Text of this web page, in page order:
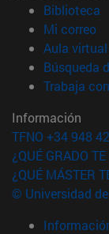
Biblioteca
Mi correo
Aula virtual
Búsqueda
Trabaja
Información
TFNO +34 948
¿QUÉ GRADO
¿QUÉ MÁSTER
© Universidad